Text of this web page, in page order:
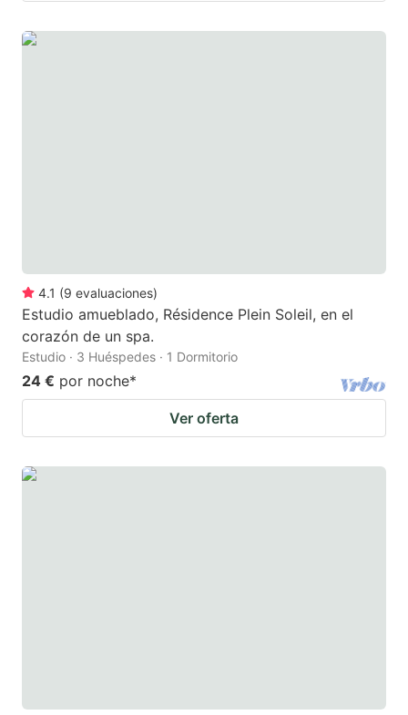
4.1 (9 evaluaciones)
Estudio amueblado, Résidence Plein Soleil, en el
corazón de un spa.
Estudio · 3 Huéspedes · 1 Dormitorio
24 € por noche*
Ver oferta